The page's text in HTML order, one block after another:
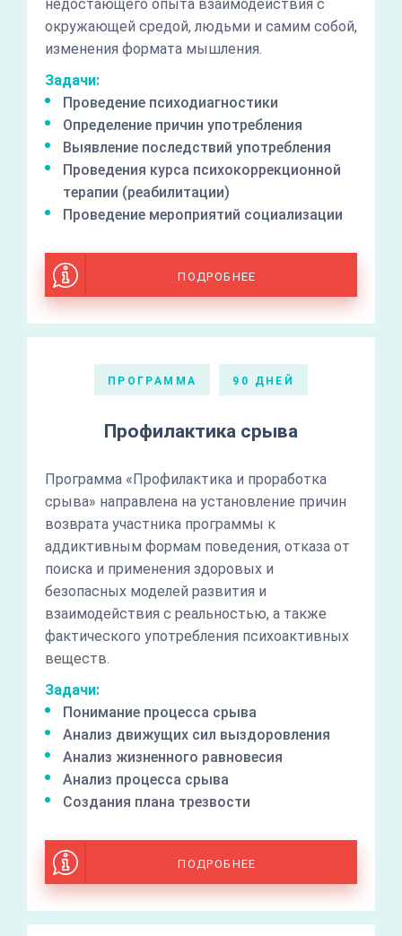
недостающего опыта взаимодействия с
окружающей средой, людьми и самим собой,
изменения формата мышления.
Задачи:
Проведение психодиагностики
Определение причин употребления
Выявление последствий употребления
Проведения курса психокоррекционной
терапии (реабилитации)
Проведение мероприятий социализации
ПОДРОБНЕЕ
ПРОГРАММА 90 ДНЕЙ
Профилактика срыва
Программа «Профилактика и проработка
срыва» направлена на установление причин
возврата участника программы к
аддиктивным формам поведения, отказа от
поиска и применения здоровых и
безопасных моделей развития и
взаимодействия с реальностью, а также
фактического употребления психоактивных
веществ.
Задачи:
Понимание процесса срыва
Анализ движущих сил выздоровления
Анализ жизненного равновесия
Анализ процесса срыва
Создания плана трезвости
ПОДРОБНЕЕ